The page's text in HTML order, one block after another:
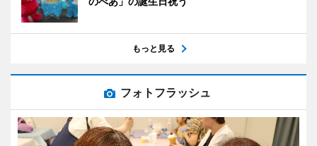
もっと見る
フォトフラッシュ